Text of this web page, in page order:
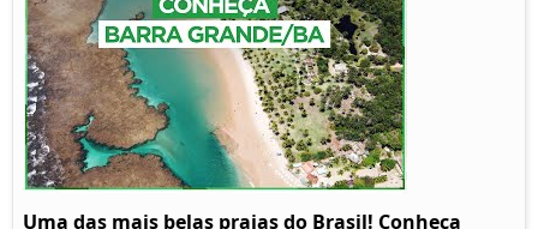
Uma das mais belas praias do Brasil! Conheça